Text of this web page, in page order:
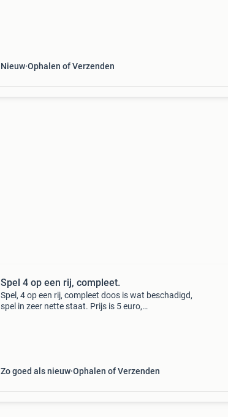
Nieuw Ophalen of Verzenden
Spel 4 op een rij, compleet.
Spel, 4 op een rij, compleet doos is wat beschadigd,
spel in zeer nette staat. Prijs is 5 euro,
Zo goed als nieuw Ophalen of Verzenden